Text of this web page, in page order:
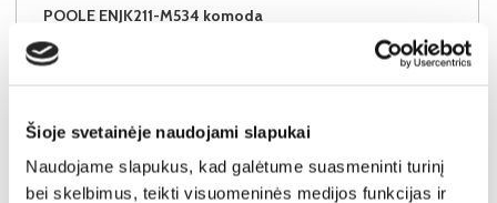
Šioje svetainėje naudojami slapukai
Naudojame slapukus, kad galėtume suasmeninti turinį
bei skelbimus, teikti visuomeninės medijos funkcijas ir
POOLE ENJK211-M534 komoda
Išmatavimai:
289€
Į krepšelį